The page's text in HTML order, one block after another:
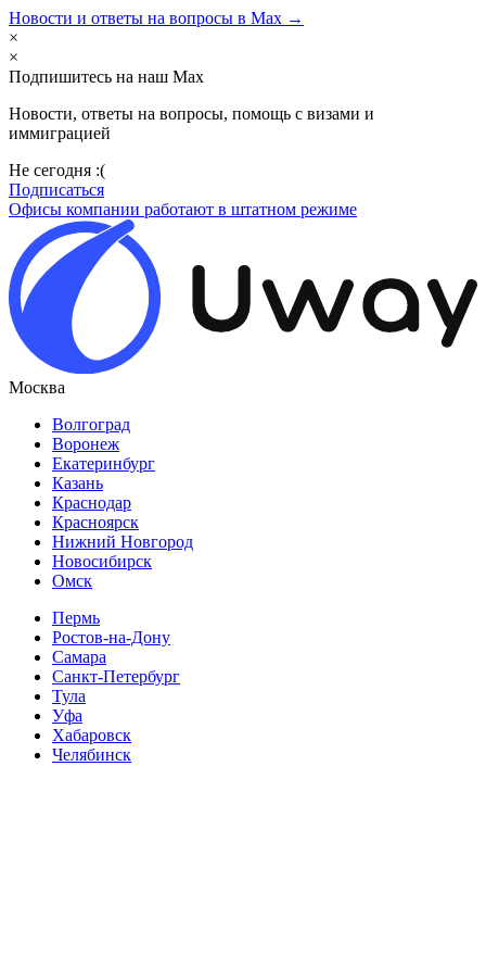
Новости и ответы на вопросы в Max →
×
×
Подпишитесь на наш Max
Новости, ответы на вопросы, помощь с визами и
иммиграцией
Не сегодня :(
Подписаться
Офисы компании работают в штатном режиме
Москва
Волгоград
Воронеж
Екатеринбург
Казань
Краснодар
Красноярск
Нижний Новгород
Новосибирск
Омск
Пермь
Ростов-на-Дону
Самара
Санкт-Петербург
Тула
Уфа
Хабаровск
Челябинск